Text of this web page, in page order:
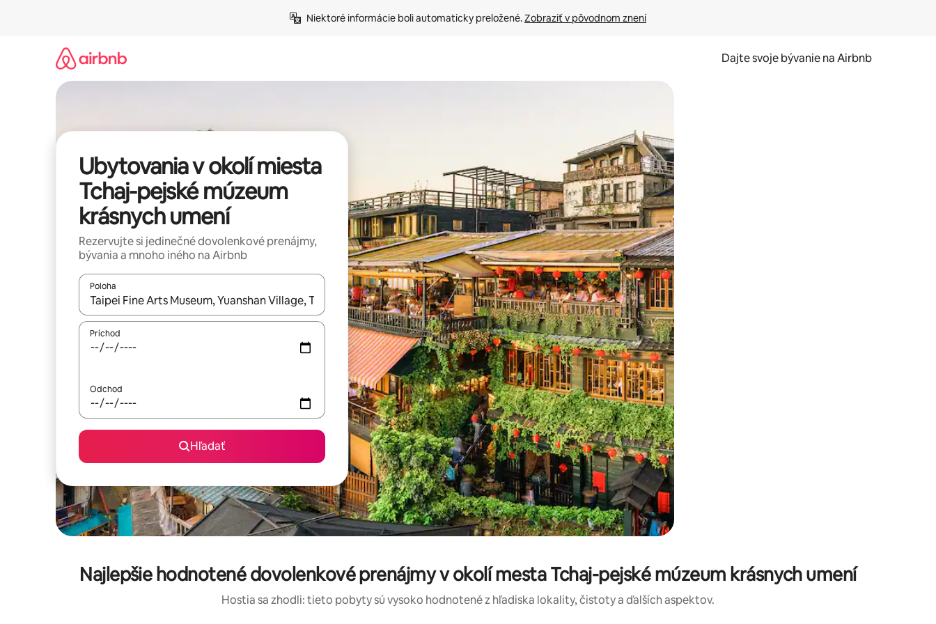
Niektoré informácie boli automaticky preložené. Zobraziť v pôvodnom znení
Dajte svoje bývanie na Airbnb
Ubytovania v okolí miesta
Tchaj-pejské múzeum
krásnych umení
Rezervujte si jedinečné dovolenkové prenájmy,
bývania a mnoho iného na Airbnb
Poloha
Keď budú výsledky k dispozícii, môžete si ich prechádzať pomocou klávesov so šípkami nahor a nadol alebo ich preskúmať pomocou dotykových gest či potiahnutia prstom.
Príchod
Odchod
Hľadať
Najlepšie hodnotené dovolenkové prenájmy v okolí mesta Tchaj-pejské múzeum krásnych umení
Hostia sa zhodli: tieto pobyty sú vysoko hodnotené z hľadiska lokality, čistoty a ďalších aspektov.